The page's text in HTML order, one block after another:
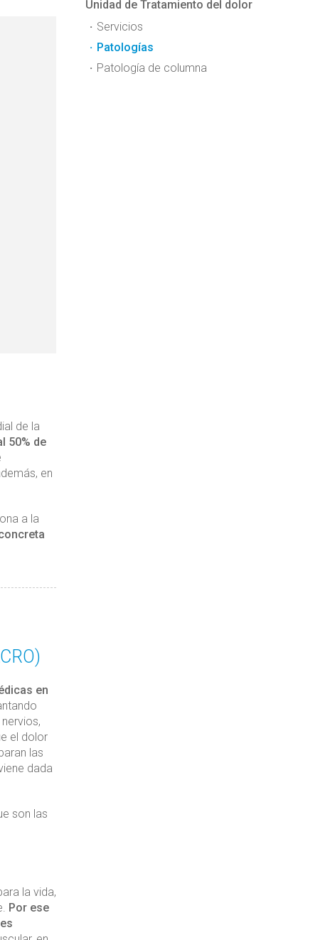
de la
50% de
en
a la
en
el dolor
las
dada
son las
la vida,
Por ese
Unidad de Tratamiento del dolor
Servicios
Patologías
Patología de columna